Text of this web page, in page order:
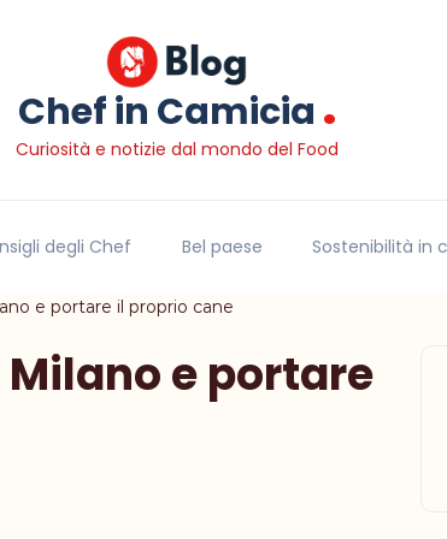
Chef in Camicia .
Curiosità e notizie dal mondo del Food
degli Chef Bel paese Sostenibilità in
e portare il proprio cane
e portare